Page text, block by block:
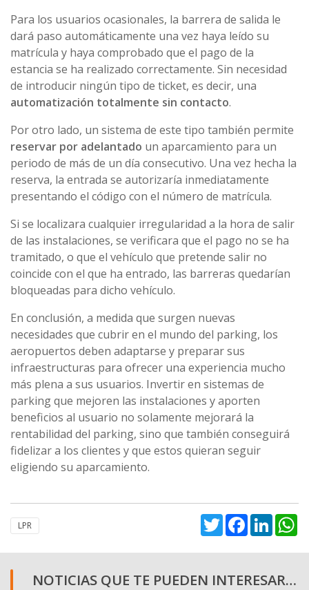
Para los usuarios ocasionales, la barrera de salida le
dará paso automáticamente una vez haya leído su
matrícula y haya comprobado que el pago de la
estancia se ha realizado correctamente. Sin necesidad
de introducir ningún tipo de ticket, es decir, una
automatización totalmente sin contacto.
Por otro lado, un sistema de este tipo también permite
reservar por adelantado un aparcamiento para un
periodo de más de un día consecutivo. Una vez hecha la
reserva, la entrada se autorizaría inmediatamente
presentando el código con el número de matrícula.
Si se localizara cualquier irregularidad a la hora de salir
de las instalaciones, se verificara que el pago no se ha
tramitado, o que el vehículo que pretende salir no
coincide con el que ha entrado, las barreras quedarían
bloqueadas para dicho vehículo.
En conclusión, a medida que surgen nuevas
necesidades que cubrir en el mundo del parking, los
aeropuertos deben adaptarse y preparar sus
infraestructuras para ofrecer una experiencia mucho
más plena a sus usuarios. Invertir en sistemas de
parking que mejoren las instalaciones y aporten
beneficios al usuario no solamente mejorará la
rentabilidad del parking, sino que también conseguirá
fidelizar a los clientes y que estos quieran seguir
eligiendo su aparcamiento.
LPR TwitterFacebook
NOTICIAS QUE TE PUEDEN INTERESAR…